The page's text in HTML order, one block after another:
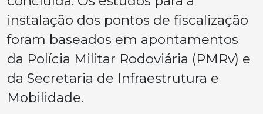
instalação dos pontos de fiscalização
foram baseados em apontamentos
da Polícia Militar Rodoviária (PMRv) e
da Secretaria de Infraestrutura e
Mobilidade.